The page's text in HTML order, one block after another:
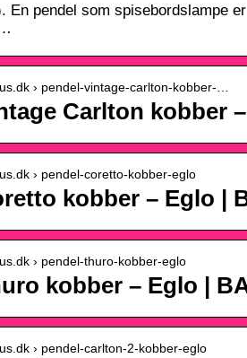
En pendel som spisebordslampe
› pendel-vintage-carlton-kobber-…
Carlton kobber
› pendel-coretto-kobber-eglo
kobber – Eglo |
› pendel-thuro-kobber-eglo
kobber – Eglo |
› pendel-carlton-2-kobber-eglo